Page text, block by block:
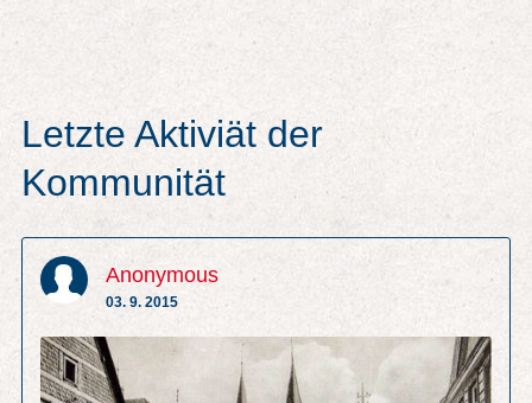
Letzte Aktiviät der
Kommunität
Anonymous
03. 9. 2015